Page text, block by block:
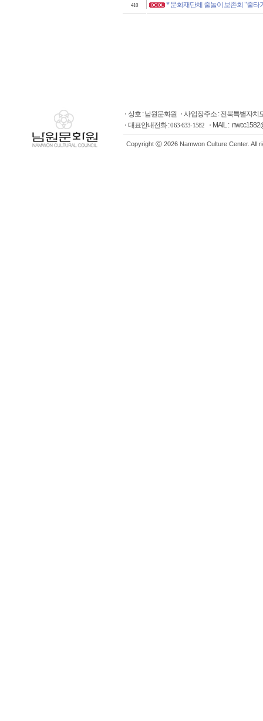
410 * 문화재단체 줄놀이보존회 "줄타
상호 : 남원문화원
사업장주소 : 전북특별자
대표안내전화 :063-633-1582 MAIL :
Copyright ⓒ 2026 Namwon Culture Center. All